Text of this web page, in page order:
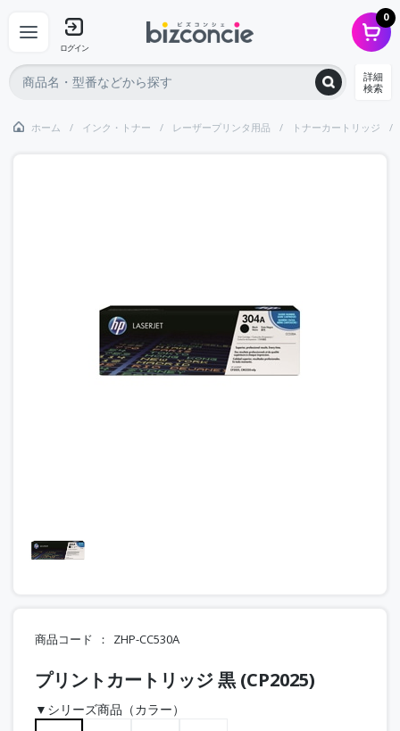
ログイン
0
詳細
検索
ホーム インク・トナー レーザープリンタ用品 トナーカートリッジ
商品コード ZHP-CC530A
プリントカートリッジ 黒 (CP2025)
▼シリーズ商品（カラー）